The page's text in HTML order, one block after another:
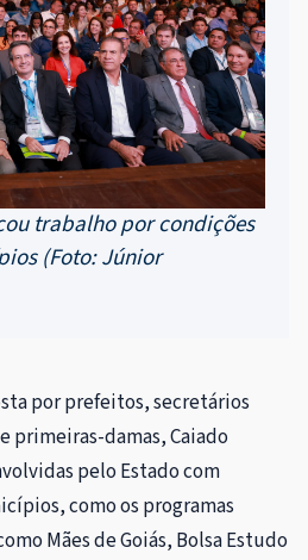
trabalho por condições
(Foto: Júnior
por prefeitos, secretários
primeiras-damas, Caiado
pelo Estado com
como os programas
Mães de Goiás, Bolsa Estudo